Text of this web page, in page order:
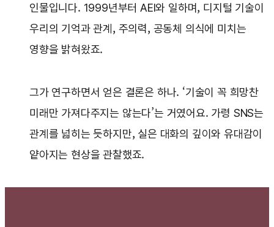
인물입니다. 1999년부터 AEI와 일하며, 디지털 기술이
우리의 기억과 관계, 주의력, 공동체 의식에 미치는
영향을 밝혀왔죠.
그가 연구하면서 얻은 결론은 하나. ‘기술이 꼭 희망찬
미래만 가져다주지는 않는다’는 거였어요. 가령 SNS는
관계를 넓히는 듯하지만, 실은 대화의 깊이와 유대감이
얕아지는 현상을 관찰했죠.